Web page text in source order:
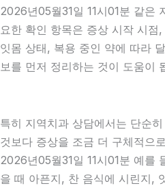
2026년05월31일 11시01분 같은
요한 확인 항목은 증상 시작 시
잇몸 상태, 복용 중인 약에 따라
보를 먼저 정리하는 것이 도움이
특히 지역치과 상담에서는 단순
것보다 증상을 조금 더 구체적으
2026년05월31일 11시01분 예를
을 때 아픈지, 찬 음식에 시린지,